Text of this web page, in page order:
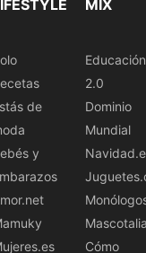
de
y
MIX
Educación
2.0
Dominio
Mundial
Cómo